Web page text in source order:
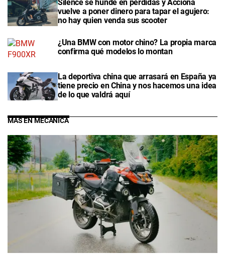
Silence se hunde en pérdidas y Acciona
vuelve a poner dinero para tapar el agujero:
no hay quien venda sus scooter
¿Una BMW con motor chino? La propia marca
confirma qué modelos lo montan
La deportiva china que arrasará en España ya
tiene precio en China y nos hacemos una idea
de lo que valdrá aquí
MÁS EN MECÁNICA